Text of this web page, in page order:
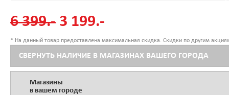
6 399.- 3 199.-
* На данный товар предоставлена максимальная скидка. Скидки по другим
СВЕРНУТЬ НАЛИЧИЕ В МАГАЗИНАХ ВАШЕГО ГОРОДА
Магазины
в вашем городе